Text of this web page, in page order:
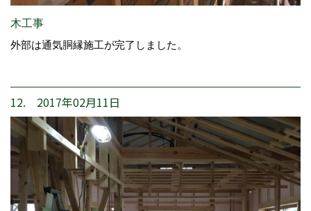
木工事
外部は通気胴縁施工が完了しました。
12. 2017年02月11日